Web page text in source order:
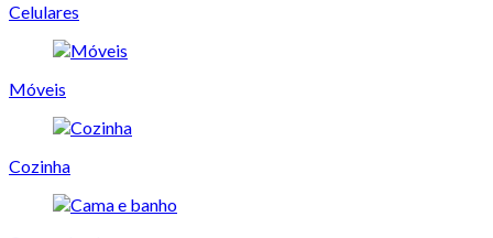
Celulares
Móveis
Cozinha